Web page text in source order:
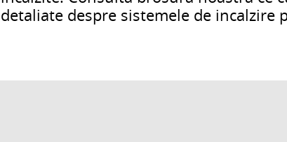
detaliate despre sistemele de incalzire